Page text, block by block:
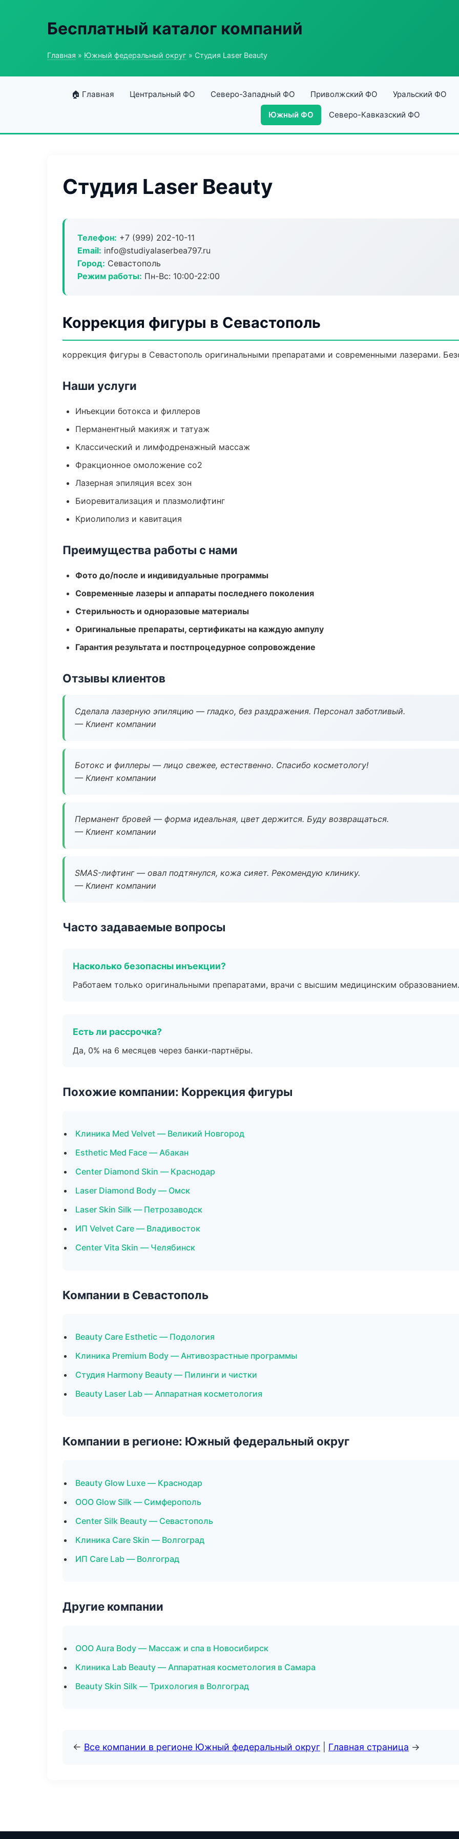
Бесплатный каталог компаний
Главная » Южный федеральный округ » Студия Laser Beauty
🏠 Главная Центральный ФО Северо-Западный ФО Приволжский ФО Уральский ФО
Южный ФО Северо-Кавказский ФО
Студия Laser Beauty
Телефон: +7 (999) 202-10-11
Email: info@studiyalaserbea797.ru
Город: Севастополь
Режим работы: Пн-Вс: 10:00-22:00
Коррекция фигуры в Севастополь
коррекция фигуры в Севастополь оригинальными препаратами и современными лазерами.
Наши услуги
Инъекции ботокса и филлеров
Перманентный макияж и татуаж
Классический и лимфодренажный массаж
Фракционное омоложение co2
Лазерная эпиляция всех зон
Биоревитализация и плазмолифтинг
Криолиполиз и кавитация
Преимущества работы с нами
Фото до/после и индивидуальные программы
Современные лазеры и аппараты последнего поколения
Стерильность и одноразовые материалы
Оригинальные препараты, сертификаты на каждую ампулу
Гарантия результата и постпроцедурное сопровождение
Отзывы клиентов
Сделала лазерную эпиляцию — гладко, без раздражения. Персонал заботливый.
— Клиент компании
Ботокс и филлеры — лицо свежее, естественно. Спасибо косметологу!
— Клиент компании
Перманент бровей — форма идеальная, цвет держится. Буду возвращаться.
— Клиент компании
SMAS-лифтинг — овал подтянулся, кожа сияет. Рекомендую клинику.
— Клиент компании
Часто задаваемые вопросы
Насколько безопасны инъекции?
Работаем только оригинальными препаратами, врачи с высшим медицинским образованием.
Есть ли рассрочка?
Да, 0% на 6 месяцев через банки-партнёры.
Похожие компании: Коррекция фигуры
Клиника Med Velvet — Великий Новгород
Esthetic Med Face — Абакан
Center Diamond Skin — Краснодар
Laser Diamond Body — Омск
Laser Skin Silk — Петрозаводск
ИП Velvet Care — Владивосток
Center Vita Skin — Челябинск
Компании в Севастополь
Beauty Care Esthetic — Подология
Клиника Premium Body — Антивозрастные программы
Студия Harmony Beauty — Пилинги и чистки
Beauty Laser Lab — Аппаратная косметология
Компании в регионе: Южный федеральный округ
Beauty Glow Luxe — Краснодар
ООО Glow Silk — Симферополь
Center Silk Beauty — Севастополь
Клиника Care Skin — Волгоград
ИП Care Lab — Волгоград
Другие компании
ООО Aura Body — Массаж и спа в Новосибирск
Клиника Lab Beauty — Аппаратная косметология в Самара
Beauty Skin Silk — Трихология в Волгоград
← Все компании в регионе Южный федеральный округ Главная страница →